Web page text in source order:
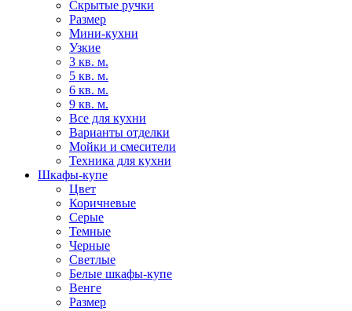
Скрытые ручки
Размер
Мини-кухни
Узкие
3 кв. м.
5 кв. м.
6 кв. м.
9 кв. м.
Все для кухни
Варианты отделки
Мойки и смесители
Техника для кухни
Шкафы-купе
Цвет
Коричневые
Серые
Темные
Черные
Светлые
Белые шкафы-купе
Венге
Размер